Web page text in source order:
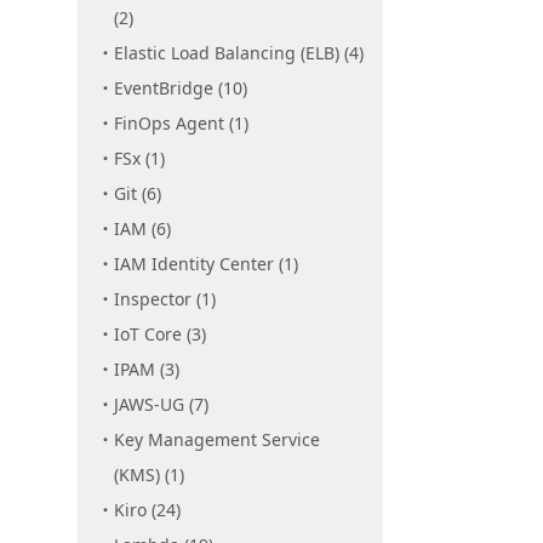
(2)
Elastic Load Balancing (ELB) (4)
EventBridge (10)
FinOps Agent (1)
FSx (1)
Git (6)
IAM (6)
IAM Identity Center (1)
Inspector (1)
IoT Core (3)
IPAM (3)
JAWS-UG (7)
Key Management Service
(KMS) (1)
Kiro (24)